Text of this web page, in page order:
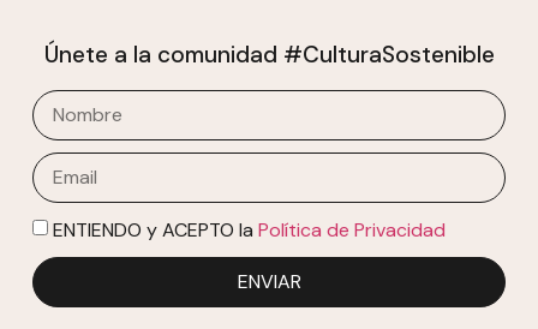
Únete a la comunidad #CulturaSostenible
ENTIENDO y ACEPTO la Política de Privacidad
ENVIAR